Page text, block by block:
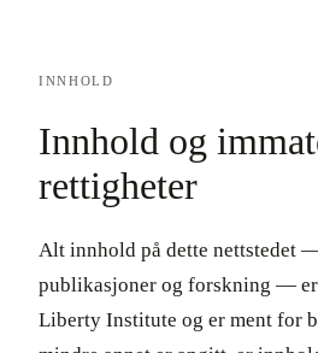
INNHOLD
Innhold og
rettigheter
Alt innhold på dette nettstedet
publikasjoner og forskning —
Liberty Institute og er ment for